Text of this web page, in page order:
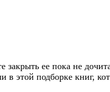
ее пока не
в этой подборке книг,